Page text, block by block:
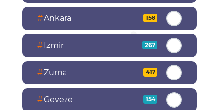
#Ankara 158
# İzmir 267
#Zurna 417
# Geveze 154